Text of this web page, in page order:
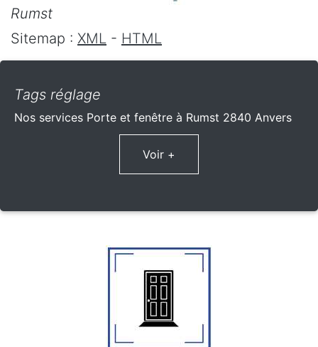
Rumst
Sitemap : XML - HTML
Tags réglage
Nos services Porte et fenêtre à Rumst 2840 Anvers
Voir +